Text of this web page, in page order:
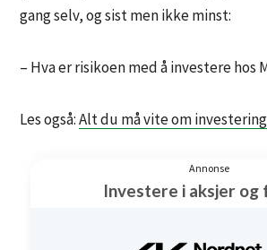
gang selv, og sist men ikke minst:
– Hva er risikoen med å investere hos
Les også:Alt du må vite om
Annonse
Investere i aksjer og